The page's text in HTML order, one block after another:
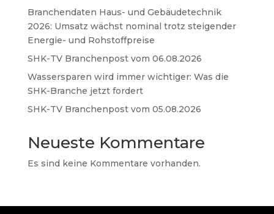
Branchendaten Haus- und Gebäudetechnik
2026: Umsatz wächst nominal trotz steigender
Energie- und Rohstoffpreise
SHK-TV Branchenpost vom 06.08.2026
Wassersparen wird immer wichtiger: Was die
SHK-Branche jetzt fordert
SHK-TV Branchenpost vom 05.08.2026
Neueste Kommentare
Es sind keine Kommentare vorhanden.